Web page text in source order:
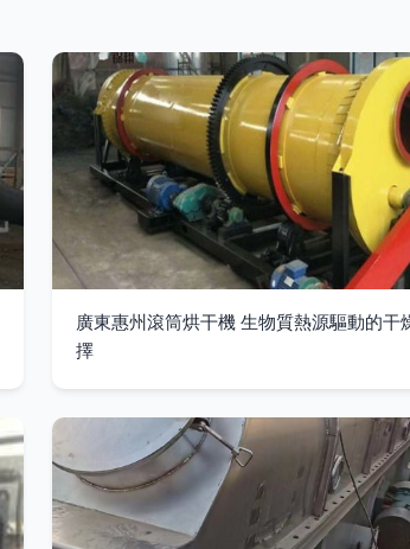
廣東惠州滾筒烘干機 生物質熱源驅動的干
擇